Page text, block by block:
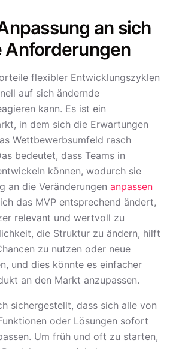
an sich
Anforderungen
flexibler Entwicklungszyklen
auf sich ändernde
kann. Es ist ein
in dem sich die Erwartungen
Wettbewerbsumfeld rasch
bedeutet, dass Teams in
können, wodurch sie
an die Veränderungen anpassen
das MVP entsprechend ändert,
relevant und wertvoll zu
die Struktur zu ändern, hilft
zu nutzen oder neue
und dies könnte es einfacher
an den Markt anzupassen.
sichergestellt, dass sich alle von
oder Lösungen sofort
Um früh und oft zu starten,